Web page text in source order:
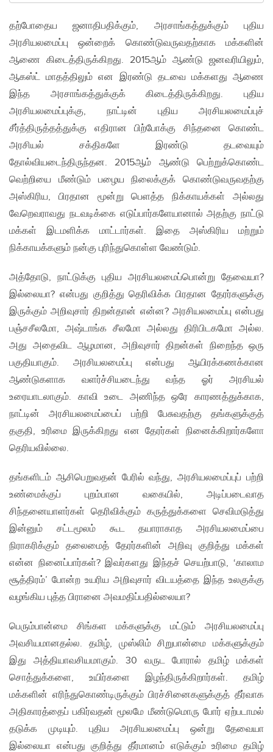
தற்போதைய ஜனாதிபதிக்கும், அரசாங்கத்துக்கும் புதிய
அரசியலமைப்பு ஒன்றைக் கொண்டுவருவதற்காக மக்களின்
ஆணை கிடைத்திருக்கிறது. 2015ஆம் ஆண்டு ஜனவரியிலும்,
ஆகஸ்ட் மாதத்திலும் என இரண்டு தடவை மக்களது ஆணை
இந்த அரசாங்கத்துக்குக் கிடைத்திருக்கிறது. புதிய
அரசியலமைப்புக்கு, நாட்டின் புதிய அரசியலமைப்புச்
சீர்த்திருத்தத்துக்கு எதிரான பிற்போக்கு சிந்தனை கொண்ட
அரசியல் சக்திகளே இரண்டு தடவையும்
தோல்வியடைந்திருந்தன. 2015ஆம் ஆண்டு பெற்றுக்கொண்ட
வெற்றியை மீண்டும் பழைய நிலைக்குக் கொண்டுவருவதற்கு
அஸ்கிரிய, பிரதான மூன்று பெளத்த நிக்காயக்கள் அல்லது
வேறெவராவது நடவடிக்கை எடுப்பார்களேயானால் அதற்கு நாட்டு
மக்கள் இடமளிக்க மாட்டார்கள். இதை அஸ்கிரிய மற்றும்
நிக்காயக்களும் நன்கு புரிந்துகொள்ள வேண்டும்.
அத்தோடு, நாட்டுக்கு புதிய அரசியலமைப்பொன்று தேவையா?
இல்லையா? என்பது குறித்து தெரிவிக்க பிரதான தேரர்களுக்கு
இருக்கும் அறிவுசார் திறன்தான் என்ன? அரசியலமைப்பு என்பது
பஞ்சசீலமோ, அஷ்டாங்க சீலமோ அல்லது திரிபிடகமோ அல்ல.
அது அதைவிட ஆழமான, அறிவுசார் திறன்கள் நிறைந்த ஒரு
பகுதியாகும். அரசியலமைப்பு என்பது ஆயிரக்கணக்கான
ஆண்டுகளாக வளர்ச்சியடைந்து வந்த ஓர் அரசியல்
உரையாடலாகும். காவி உடை அணிந்த ஒரே காரணத்துக்காக,
நாட்டின் அரசியலமைப்பைப் பற்றி பேசுவதற்கு தங்களுக்குத்
தகுதி, உரிமை இருக்கிறது என தேரர்கள் நினைக்கிறார்களோ
தெரியவில்லை.
தங்களிடம் ஆசிபெறுவதன் பேரில் வந்து, அரசியலமைப்புப் பற்றி
உண்மைக்குப் புறம்பான வகையில், அடிப்படைவாத
சிந்தனையாளர்கள் தெரிவிக்கும் கருத்துக்களை செவிமடுத்து
இன்னும் சட்டமூலம் கூட தயாராகாத அரசியலமைப்பை
நிராகரிக்கும் தலைமைத் தேரர்களின் அறிவு குறித்து மக்கள்
என்ன நினைப்பார்கள்? இவர்களது இந்தச் செயற்பாடு, ‘காலாம
சூத்திரம்’ போன்ற உயரிய அறிவுசார் விடயத்தை இந்த உலகுக்கு
வழங்கிய புத்த பிரானை அவமதிப்பதில்லையா?
பெரும்பான்மை சிங்கள மக்களுக்கு மட்டும் அரசியலமைப்பு
அவசியமானதல்ல. தமிழ், முஸ்லிம் சிறுபான்மை மக்களுக்கும்
இது அத்தியாவசியமாகும். 30 வருட போரால் தமிழ் மக்கள்
சொத்துக்களை, உயிர்களை இழந்திருக்கிறார்கள். தமிழ்
மக்களின் எரிந்துகொண்டிருக்கும் பிரச்சினைகளுக்குத் தீர்வாக
அதிகாரத்தைப் பகிர்வதன் மூலமே மீண்டுமொரு போர் ஏற்படாமல்
தடுக்க முடியும். புதிய அரசியலமைப்பு ஒன்று தேவையா
இல்லையா என்பது குறித்து தீர்மானம் எடுக்கும் உரிமை தமிழ்